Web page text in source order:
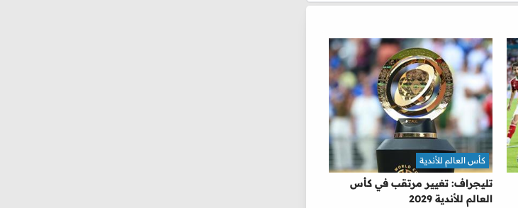
تليجراف: تغيير مرتقب في كأس
العالم للأندية 2029
كأس العالم للأندية